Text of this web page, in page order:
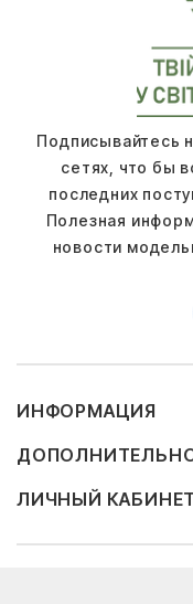
Подписывайтесь
сетях, что бы
последних
Полезная
новости
ИНФОРМАЦИЯ
ЛИЧНЫЙ КАБИНЕТ